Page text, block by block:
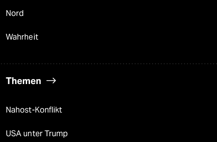
Nord
Wahrheit
Themen
Nahost-Konflikt
USA unter Trump